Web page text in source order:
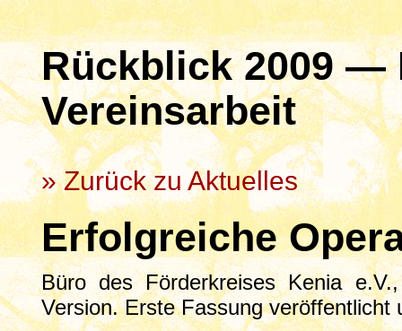
Rückblick 2009 —
Vereinsarbeit
» Zurück zu Aktuelles
Erfolgreiche
Büro des Förderkreises Kenia
Version. Erste Fassung